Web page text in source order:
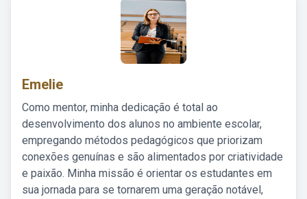
Emelie
Como mentor, minha dedicação é total ao
desenvolvimento dos alunos no ambiente escolar,
empregando métodos pedagógicos que priorizam
conexões genuínas e são alimentados por criatividade
e paixão. Minha missão é orientar os estudantes em
sua jornada para se tornarem uma geração notável,